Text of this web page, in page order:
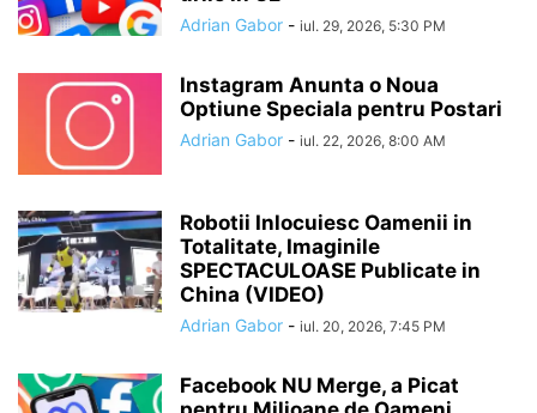
Adrian Gabor - iul. 29, 2026, 5:30 PM
Instagram Anunta o Noua
Optiune Speciala pentru Postari
Adrian Gabor - iul. 22, 2026, 8:00 AM
Robotii Inlocuiesc Oamenii in
Totalitate, Imaginile
SPECTACULOASE Publicate in
China (VIDEO)
Adrian Gabor - iul. 20, 2026, 7:45 PM
Facebook NU Merge, a Picat